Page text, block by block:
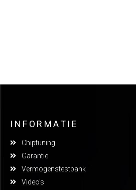
INFORMATIE
Chiptuning
Garantie
Vermogenstestbank
Video's